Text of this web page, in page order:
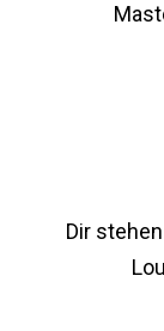
Dir